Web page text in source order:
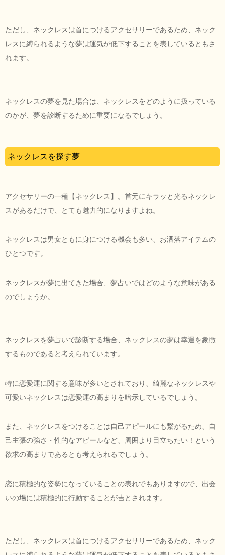
ただし、ネックレスは首につけるアクセサリーであるため、ネック
レスに縛られるような夢は運気が低下することを表しているともさ
れます。
ネックレスの夢を見た場合は、ネックレスをどのように扱っている
のかが、夢を診断するために重要になるでしょう。
ネックレスを探す夢
アクセサリーの一種【ネックレス】。首元にキラッと光るネックレ
スがあるだけで、とても魅力的になりますよね。
ネックレスは男女ともに身につける機会も多い、お洒落アイテムの
ひとつです。
ネックレスが夢に出てきた場合、夢占いではどのような意味がある
のでしょうか。
ネックレスを夢占いで診断する場合、ネックレスの夢は幸運を象徴
するものであると考えられています。
特に恋愛運に関する意味が多いとされており、綺麗なネックレスや
可愛いネックレスは恋愛運の高まりを暗示しているでしょう。
また、ネックレスをつけることは自己アピールにも繋がるため、自
己主張の強さ・性的なアピールなど、周囲より目立ちたい！という
欲求の高まりであるとも考えられるでしょう。
恋に積極的な姿勢になっていることの表れでもありますので、出会
いの場には積極的に行動することが吉とされます。
ただし、ネックレスは首につけるアクセサリーであるため、ネック